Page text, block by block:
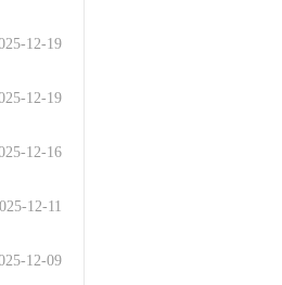
12-19
12-19
12-16
12-11
12-09